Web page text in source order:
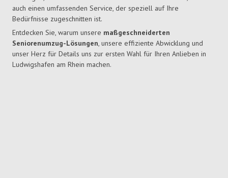
auch einen umfassenden Service, der speziell auf Ihre
Bedürfnisse zugeschnitten ist.
Entdecken Sie, warum unsere maßgeschneiderten
Seniorenumzug-Lösungen, unsere effiziente Abwicklung und
unser Herz für Details uns zur ersten Wahl für Ihren Anlieben in
Ludwigshafen am Rhein machen.